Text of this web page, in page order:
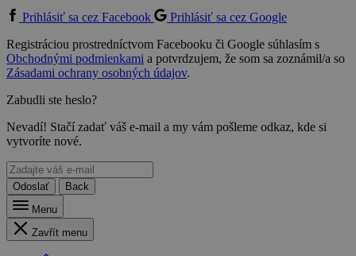
Prihlásiť sa cez Facebook
Prihlásiť sa cez Google
Registráciou prostredníctvom Facebooku či Google súhlasím s
Obchodnými podmienkami a potvrdzujem, že som sa zoznámil/a so
Zásadami ochrany osobných údajov.
Zabudli ste heslo?
Nevadí! Stačí zadať váš e-mail a my vám pošleme odkaz, kde si
vytvoríte nové.
Odoslať
Back
Menu
Zavřít menu